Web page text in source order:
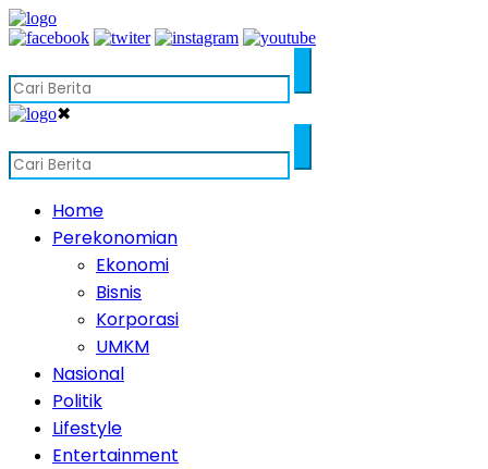
✖
Home
Perekonomian
Ekonomi
Bisnis
Korporasi
UMKM
Nasional
Politik
Lifestyle
Entertainment